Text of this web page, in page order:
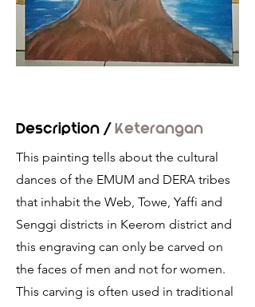
Description /Keterangan
This painting tells about the cultural
dances of the EMUM and DERA tribes
that inhabit the Web, Towe, Yaffi and
Senggi districts in Keerom district and
this engraving can only be carved on
the faces of men and not for women.
This carving is often used in traditional